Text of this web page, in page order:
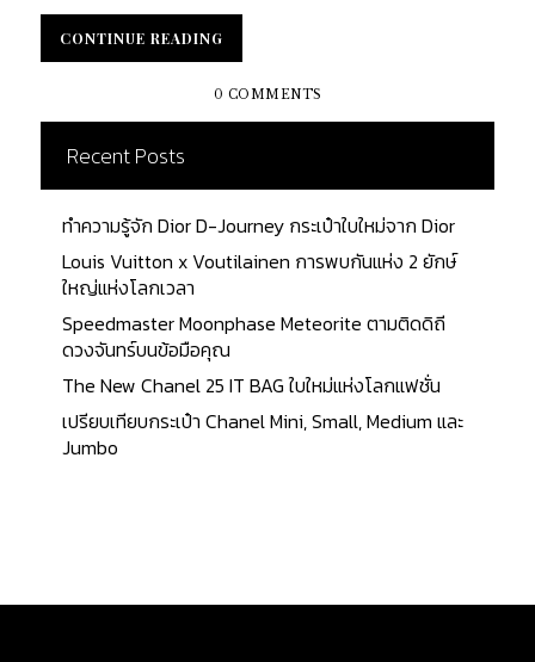
เล็กชั่นนี้ บอกได้เลยว่า เตรียมขึ้นแท่นเป็นกระเป๋าใบ
โปรดใบใหม่ของสาว ๆ ที่ไม่ควรพลาดเป็นอย่างยิ่ง โดย
ในวันนี้เราได้ทำการรวบรวมตัวอย่างกระเป๋าจากคอล
เล็กชั่นใหม่ มาให้ยลโฉมเรียกน้ำย่อยกันทั้งหมด 7 รุ่น จะ
มีรุ่นไหนบ้างนั้น ติดตามไปพร้อมกันเลยค่ะ 1. Large
Dior Bobby Bag Large Dior Bobby Bag หนึ่งใน
Collection Fall/Winter 2020-2021 กระเป๋าที่ถูก
รังสรรค์และตัดเย็บขึ้นจากหนังลูกวัว (Calfskin) รูป
ทรงคล้ายกล่อง มาพร้อมรูปแบบการลงฝีเข็มที่ซับซ้อน
แและกลมกลืนกับตัวกระเป๋า ที่ตัดเย็บออกมาได้อย่าง
สมบูรณ์แบบ การตกแต่งภายใน ใช้วัสดุหนังกลับ
(Suede) ที่มีความยืดหยุ่นในการใช้งาน ประดับตกแต่ง
ด้วยฮาร์ดแวร์โลหะเคลือบสีทองโบราณ เพิ่มความโดด
เด่นด้วยสายสะพายลายปัก Dior Oblique ที่สามารถ
ถอดออกได้ สามารถปรับเป็นแบบสะพายไหล่ได้อีกด้วย
กระเป๋ารุ่นนี้มีขนาด 27 x 8 x 19.5 เซนติเมตร (10.6 x 3.1
ในรูปแบบกระเป๋าทรงสี่เหลี่ยมที่ได้มาตรฐาน ทำจาก
CONTINUE READING
CONTINUE READING
0 COMMENTS
Recent Posts
ทำความรู้จัก Dior D-Journey กระเป๋าใบใหม่จาก Dior
Louis Vuitton x Voutilainen การพบกันแห่ง 2 ยักษ์
ใหญ่แห่งโลกเวลา
Speedmaster Moonphase Meteorite ตามติดดิถี
ดวงจันทร์บนข้อมือคุณ
The New Chanel 25 IT BAG ใบใหม่แห่งโลกแฟชั่น
เปรียบเทียบกระเป๋า Chanel Mini, Small, Medium และ
Jumbo